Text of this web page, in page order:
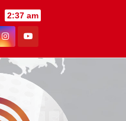
2:37 am